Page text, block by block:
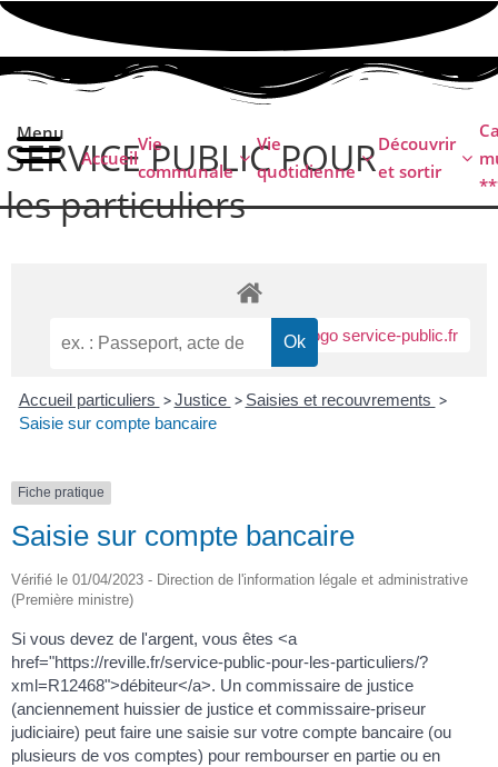
principal
Menu
Accueil
Vie
communale
Vie
quotidienne
Découvrir
et sortir
SERVICE PUBLIC POUR​
les particuliers
Accueil particuliers > Justice > Saisies et recouvrements >
Saisie sur compte bancaire
Fiche pratique
Saisie sur compte bancaire
Vérifié le 01/04/2023 - Direction de l'information légale et administrative
(Première ministre)
Si vous devez de l'argent, vous êtes <a
href="https://reville.fr/service-public-pour-les-particuliers/?
xml=R12468">débiteur</a>. Un commissaire de justice
(anciennement huissier de justice et commissaire-priseur
judiciaire) peut faire une saisie sur votre compte bancaire (ou
plusieurs de vos comptes) pour rembourser en partie ou en